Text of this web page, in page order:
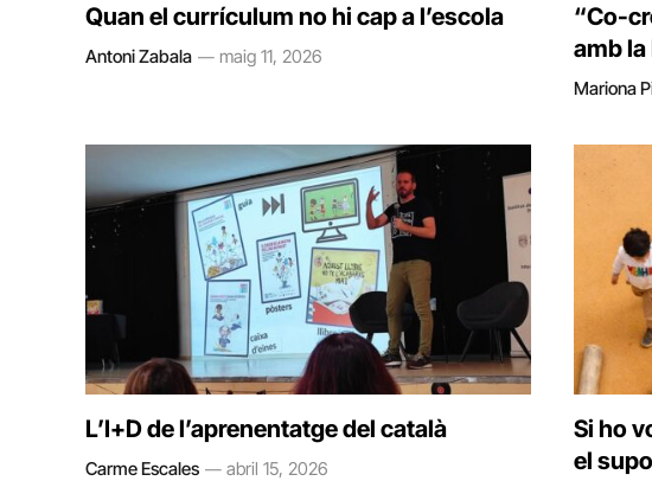
Quan el currículum no hi cap a l’escola
Antoni Zabala maig 11, 2026
“Co-
amb
Mariona
L’I+D de l’aprenentatge del català
Carme Escales abril 15, 2026
Si ho
el